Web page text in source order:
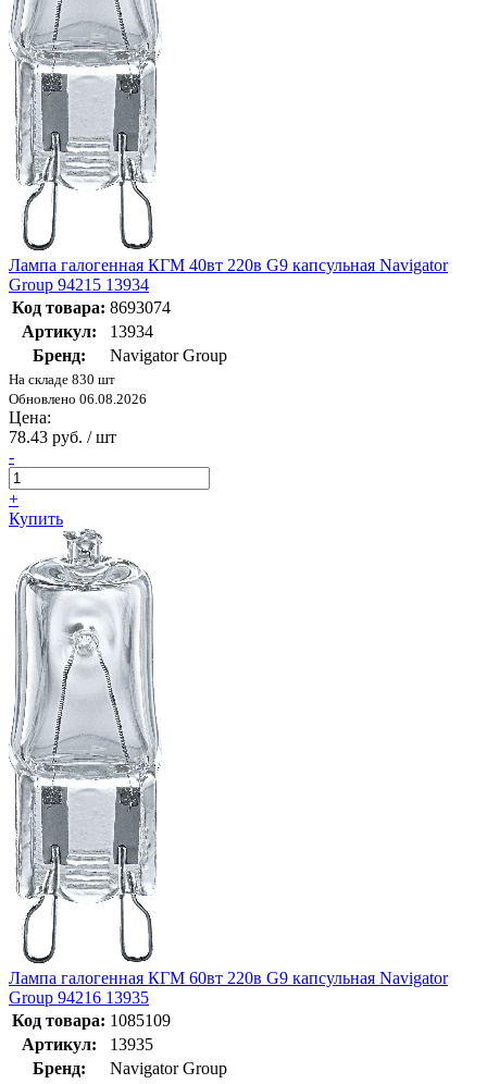
Лампа галогенная КГМ 40вт 220в G9 капсульная Navigator
Group 94215 13934
Код товара: 8693074
Артикул:
13934
Бренд:
Navigator Group
На складе 830 шт
Обновлено 06.08.2026
Цена:
78.43 руб. / шт
-
+
Купить
Лампа галогенная КГМ 60вт 220в G9 капсульная Navigator
Group 94216 13935
Код товара: 1085109
Артикул:
13935
Бренд:
Navigator Group